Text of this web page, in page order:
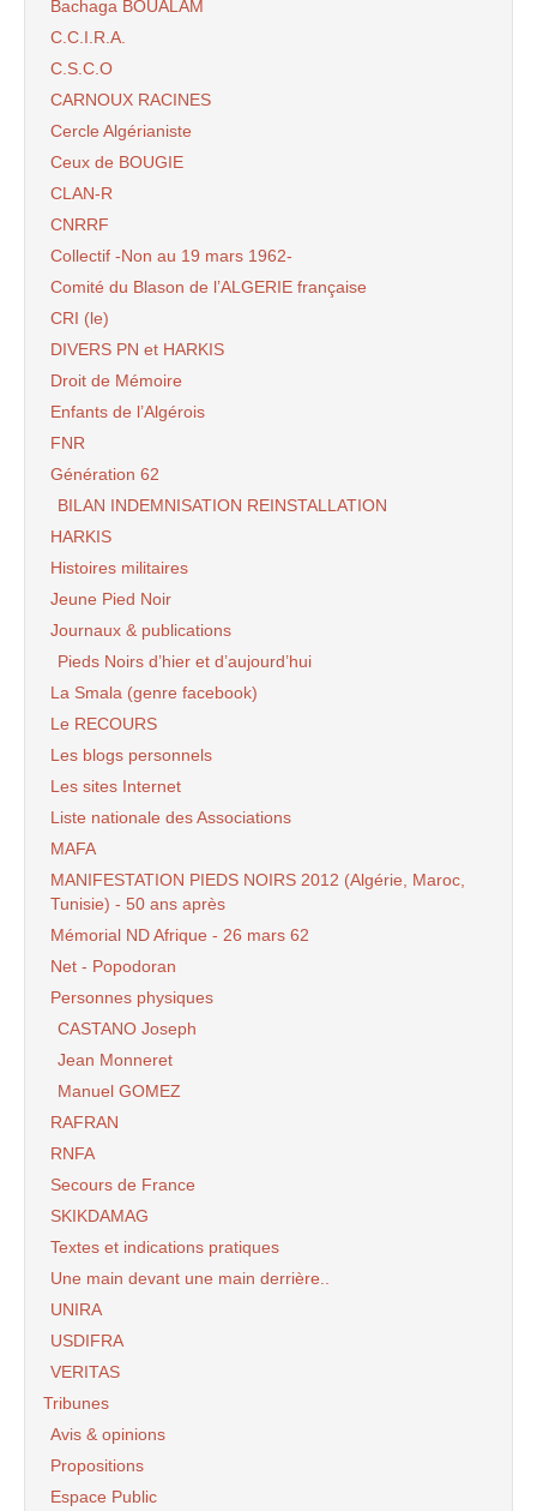
Bachaga BOUALAM
C.C.I.R.A.
C.S.C.O
CARNOUX RACINES
Cercle Algérianiste
Ceux de BOUGIE
CLAN-R
CNRRF
Collectif -Non au 19 mars 1962-
Comité du Blason de l’ALGERIE française
CRI (le)
DIVERS PN et HARKIS
Droit de Mémoire
Enfants de l’Algérois
FNR
Génération 62
BILAN INDEMNISATION REINSTALLATION
HARKIS
Histoires militaires
Jeune Pied Noir
Journaux & publications
Pieds Noirs d’hier et d’aujourd’hui
La Smala (genre facebook)
Le RECOURS
Les blogs personnels
Les sites Internet
Liste nationale des Associations
MAFA
MANIFESTATION PIEDS NOIRS 2012 (Algérie, Maroc,
Tunisie) - 50 ans après
Mémorial ND Afrique - 26 mars 62
Net - Popodoran
Personnes physiques
CASTANO Joseph
Jean Monneret
Manuel GOMEZ
RAFRAN
RNFA
Secours de France
SKIKDAMAG
Textes et indications pratiques
Une main devant une main derrière..
UNIRA
USDIFRA
VERITAS
Tribunes
Avis & opinions
Propositions
Espace Public